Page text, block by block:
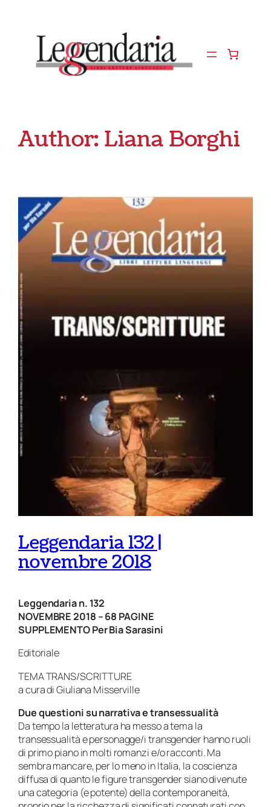
contenuto
Author:Liana Borghi
Leggendaria 132 |
novembre 2018
Leggendaria n. 132
NOVEMBRE 2018 – 68 PAGINE
SUPPLEMENTO Per Bia Sarasini
Editoriale
TEMA TRANS/SCRITTURE
a cura di Giuliana Misserville
Due questioni su narrativa e transessualità
Da tempo la letteratura ha messo a tema la
transessualità e personagge/i transgender hanno ruoli
di primo piano in molti romanzi e/o racconti. Ma
sembra mancare, per lo meno in Italia, la coscienza
diffusadi quanto le figure transgender siano divenute
una categoria (e potente) della contemporaneità,